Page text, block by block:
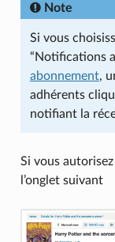
Note
Si vous
“Notifications
abonnement,
adhérents
notifiant la
Si vous
l’onglet suivant